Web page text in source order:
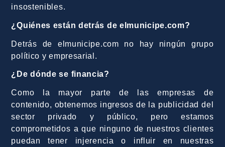
insostenibles.
¿Quiénes están detrás de elmunicipe.com?
Detrás de elmunicipe.com no hay ningún grupo
político y empresarial.
¿De dónde se financia?
Como la mayor parte de las empresas de
contenido, obtenemos ingresos de la publicidad del
sector privado y público, pero estamos
comprometidos a que ninguno de nuestros clientes
puedan tener injerencia o influir en nuestras